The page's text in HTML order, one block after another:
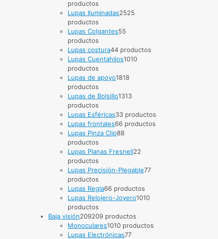
productos
Lupas Iluminadas2525
productos
Lupas Colgantes55
productos
Lupas costura44 productos
Lupas Cuentahilos1010
productos
Lupas de apoyo1818
productos
Lupas de Bolsillo1313
productos
Lupas Esféricas33 productos
Lupas frontales66 productos
Lupas Pinza Clip88
productos
Lupas Planas Fresnell22
productos
Lupas Precisión-Plegable77
productos
Lupas Regla66 productos
Lupas Relojero-Joyero1010
productos
Baja visión209209 productos
Monoculares1010 productos
Lupas Electrónicas77